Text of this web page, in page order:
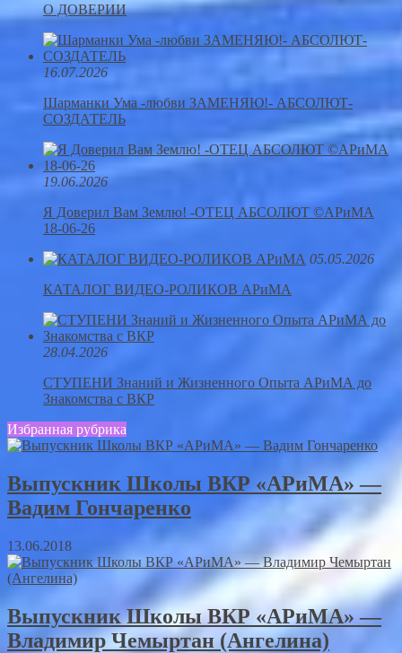
О ДОВЕРИИ
16.07.2026
Шарманки Ума -любви ЗАМЕНЯЮ!- АБСОЛЮТ-
СОЗДАТЕЛЬ
19.06.2026
Я Доверил Вам Землю! -ОТЕЦ АБСОЛЮТ ©АРиМА
18-06-26
05.05.2026
КАТАЛОГ ВИДЕО-РОЛИКОВ АРиМА
28.04.2026
СТУПЕНИ Знаний и Жизненного Опыта АРиМА до
Знакомства с ВКР
Избранная рубрика
Выпускник Школы ВКР «АРиМА» —
Вадим Гончаренко
13.06.2018
Выпускник Школы ВКР «АРиМА» —
Владимир Чемыртан (Ангелина)